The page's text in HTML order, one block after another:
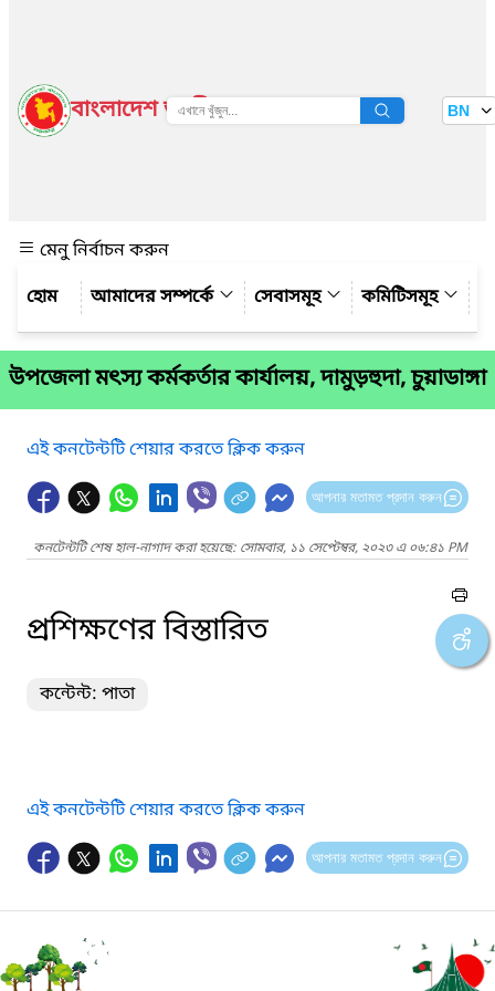
বাংলাদেশ জাতীয় তথ্য বাতায়ন BN
মেনু নির্বাচন করুন
আমাদের সম্পর্কে
সেবাসমূহ কমিটিসমূহ
উপজেলা মৎস্য কর্মকর্তার কার্যালয়, দামুড়হুদা, চুয়াডাঙ্গা
এই কনটেন্টটি শেয়ার করতে ক্লিক করুন
আপনার মতামত প্রদান করুন
কনটেন্টটি শেষ হাল-নাগাদ করা হয়েছে: সোমবার, ১১ সেপ্টেম্বর, ২০২৩ এ ০৬:৪১ PM
প্রশিক্ষণের বিস্তারিত
কন্টেন্ট: পাতা
এই কনটেন্টটি শেয়ার করতে ক্লিক করুন
আপনার মতামত প্রদান করুন